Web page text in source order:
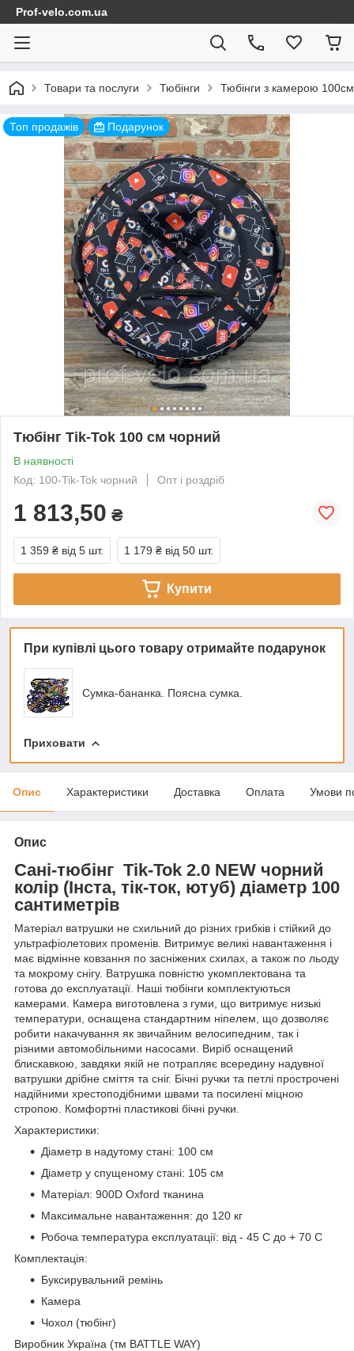
Prof-velo.com.ua
Товари та послуги Тюбінги Тюбінги з камерою 100см
Топ продажів Подарунок
Тюбінг Tik-Tok 100 см чорний
В наявності
Код: 100-Tik-Tok чорний
Опт і роздріб
1 813,50 ₴
1 359 ₴ від 5 шт. 1 179 ₴ від 50 шт.
Купити
При купівлі цього товару отримайте подарунок
Сумка-бананка. Поясна сумка.
Приховати
Опис Характеристики Доставка Оплата Умови
Опис
Сані-тюбінг Tik-Tok 2.0 NEW чорний
колір (Інста, тік-ток, ютуб) діаметр 100
сантиметрів
Матеріал ватрушки не схильний до різних грибків і стійкий до
ультрафіолетових променів. Витримує великі навантаження і
має відмінне ковзання по засніжених схилах, а також по льоду
та мокрому снігу. Ватрушка повністю укомплектована та
готова до експлуатації. Наші тюбінги комплектуються
камерами. Камера виготовлена з гуми, що витримує низькі
температури, оснащена стандартним ніпелем, що дозволяє
робити накачування як звичайним велосипедним, так і
різними автомобільними насосами. Виріб оснащений
блискавкою, завдяки якій не потрапляє всередину надувної
ватрушки дрібне сміття та сніг. Бічні ручки та петлі прострочені
надійними хрестоподібними швами та посилені міцною
стропою. Комфортні пластикові бічні ручки.
Характеристики:
Діаметр в надутому стані: 100 см
Діаметр у спущеному стані: 105 см
Матеріал: 900D Oxford тканина
Максимальне навантаження: до 120 кг
Робоча температура експлуатації: від - 45 С до + 70 С
Комплектація:
Буксирувальний ремінь
Камера
Чохол (тюбінг)
Виробник Україна (тм BATTLE WAY)